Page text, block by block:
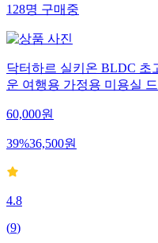
128명 구매중
닥터하르 실키온 BLDC 초
운 여행용 가정용 미용실
60,000원
39%36,500원
4.8
(9)